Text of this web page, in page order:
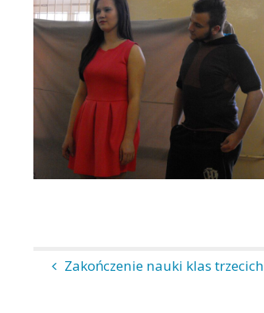
Zakończenie nauki klas trzecich